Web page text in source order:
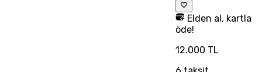
Elden al, kartla
öde!
12.000 TL